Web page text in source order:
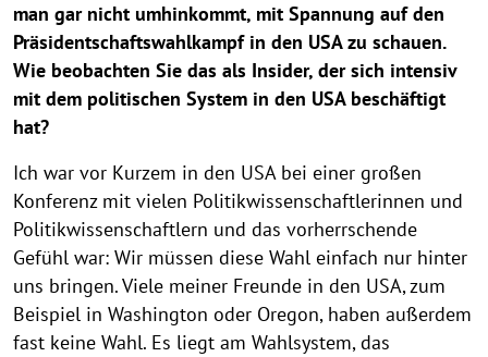
man gar nicht umhinkommt, mit Spannung auf den
Präsidentschaftswahlkampf in den USA zu schauen.
Wie beobachten Sie das als Insider, der sich intensiv
mit dem politischen System in den USA beschäftigt
hat?
Ich war vor Kurzem in den USA bei einer großen
Konferenz mit vielen Politikwissenschaftlerinnen und
Politikwissenschaftlern und das vorherrschende
Gefühl war: Wir müssen diese Wahl einfach nur hinter
uns bringen. Viele meiner Freunde in den USA, zum
Beispiel in Washington oder Oregon, haben außerdem
fast keine Wahl. Es liegt am Wahlsystem, das